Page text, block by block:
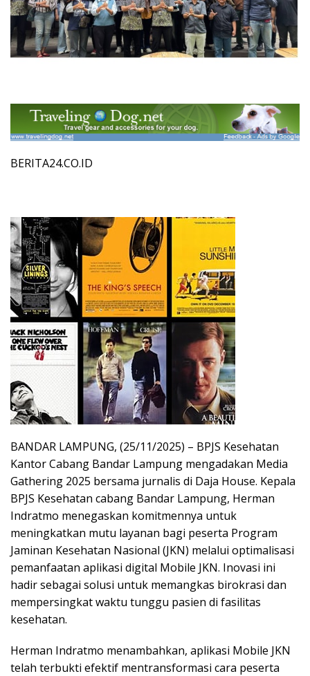
BERITA24.CO.ID
BANDAR LAMPUNG, (25/11/2025) – BPJS Kesehatan
Kantor Cabang Bandar Lampung mengadakan Media
Gathering 2025 bersama jurnalis di Daja House. Kepala
BPJS Kesehatan cabang Bandar Lampung, Herman
Indratmo menegaskan komitmennya untuk
meningkatkan mutu layanan bagi peserta Program
Jaminan Kesehatan Nasional (JKN) melalui optimalisasi
pemanfaatan aplikasi digital Mobile JKN. Inovasi ini
hadir sebagai solusi untuk memangkas birokrasi dan
mempersingkat waktu tunggu pasien di fasilitas
kesehatan.
Herman Indratmo menambahkan, aplikasi Mobile JKN
telah terbukti efektif mentransformasi cara peserta